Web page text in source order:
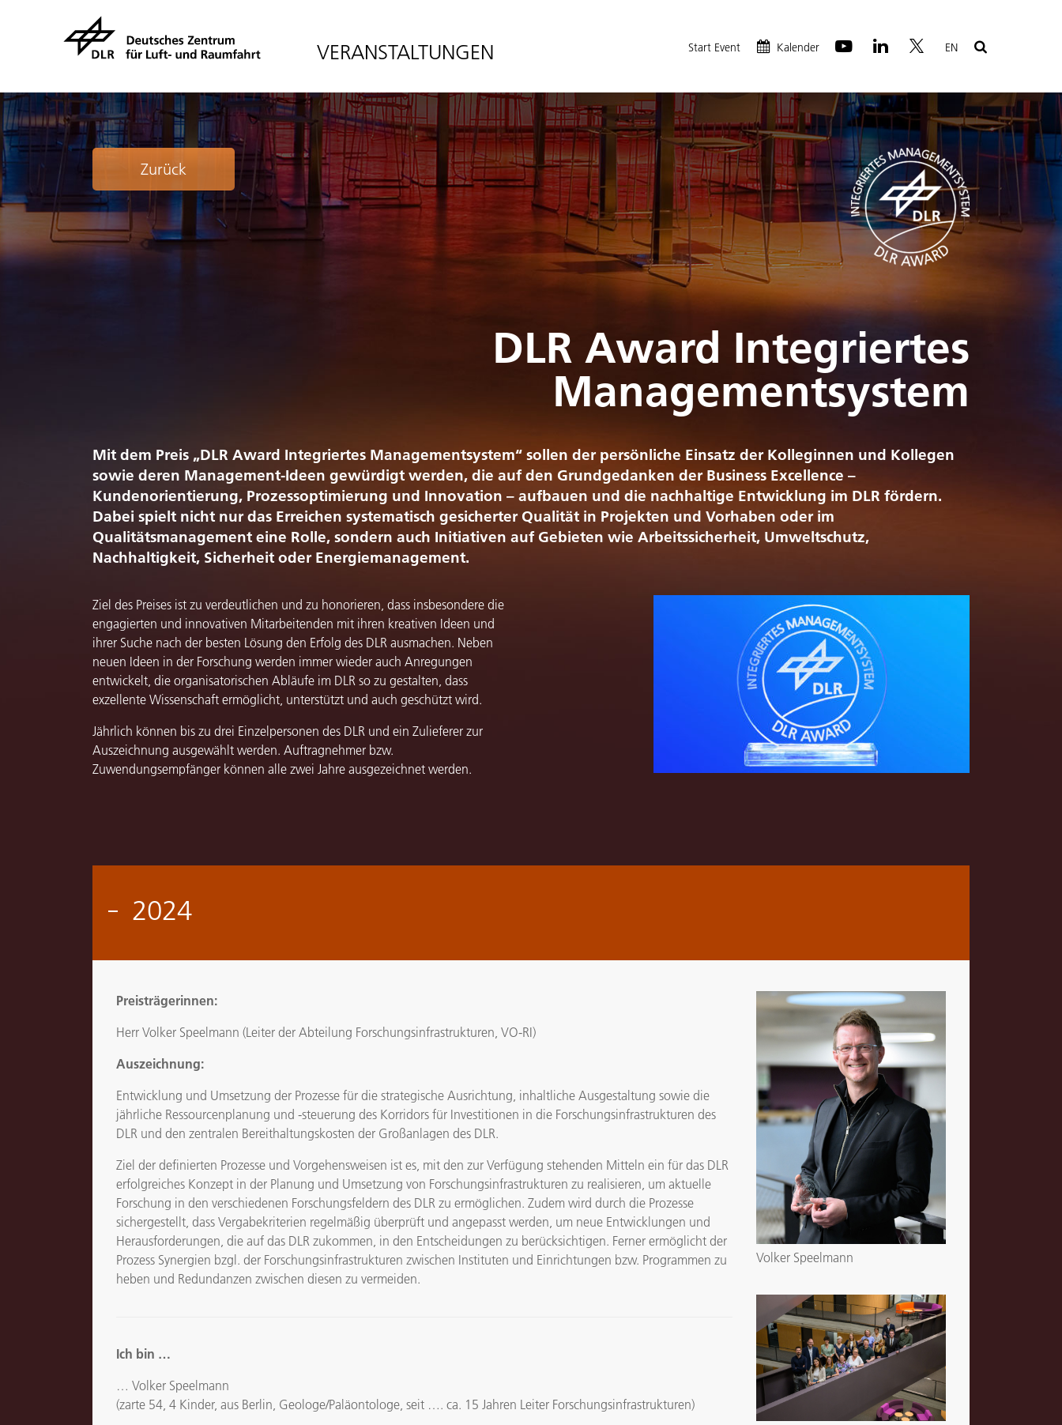
VERANSTALTUNGEN Start Event Kalender EN
Zurück
DLR Award Integriertes
Managementsystem
Mit dem Preis „DLR Award Integriertes Managementsystem“ sollen der persönliche Einsatz der Kolleginnen und Kollegen
sowie deren Management-Ideen gewürdigt werden, die auf den Grundgedanken der Business Excellence –
Kundenorientierung, Prozessoptimierung und Innovation – aufbauen und die nachhaltige Entwicklung im DLR fördern.
Dabei spielt nicht nur das Erreichen systematisch gesicherter Qualität in Projekten und Vorhaben oder im
Qualitätsmanagement eine Rolle, sondern auch Initiativen auf Gebieten wie Arbeitssicherheit, Umweltschutz,
Nachhaltigkeit, Sicherheit oder Energiemanagement.
Ziel des Preises ist zu verdeutlichen und zu honorieren, dass insbesondere die
engagierten und innovativen Mitarbeitenden mit ihren kreativen Ideen und
ihrer Suche nach der besten Lösung den Erfolg des DLR ausmachen. Neben
neuen Ideen in der Forschung werden immer wieder auch Anregungen
entwickelt, die organisatorischen Abläufe im DLR so zu gestalten, dass
exzellente Wissenschaft ermöglicht, unterstützt und auch geschützt wird.
Jährlich können bis zu drei Einzelpersonen des DLR und ein Zulieferer zur
Auszeichnung ausgewählt werden. Auftragnehmer bzw.
Zuwendungsempfänger können alle zwei Jahre ausgezeichnet werden.
2024
Preisträgerinnen:
Herr Volker Speelmann (Leiter der Abteilung Forschungsinfrastrukturen, VO-RI)
Auszeichnung:
Entwicklung und Umsetzung der Prozesse für die strategische Ausrichtung, inhaltliche Ausgestaltung sowie die
jährliche Ressourcenplanung und -steuerung des Korridors für Investitionen in die Forschungsinfrastrukturen des
DLR und den zentralen Bereithaltungskosten der Großanlagen des DLR.
Ziel der definierten Prozesse und Vorgehensweisen ist es, mit den zur Verfügung stehenden Mitteln ein für das DLR
erfolgreiches Konzept in der Planung und Umsetzung von Forschungsinfrastrukturen zu realisieren, um aktuelle
Forschung in den verschiedenen Forschungsfeldern des DLR zu ermöglichen. Zudem wird durch die Prozesse
sichergestellt, dass Vergabekriterien regelmäßig überprüft und angepasst werden, um neue Entwicklungen und
Herausforderungen, die auf das DLR zukommen, in den Entscheidungen zu berücksichtigen. Ferner ermöglicht der
Prozess Synergien bzgl. der Forschungsinfrastrukturen zwischen Instituten und Einrichtungen bzw. Programmen zu
heben und Redundanzen zwischen diesen zu vermeiden.
Ich bin …
… Volker Speelmann
(zarte 54, 4 Kinder, aus Berlin, Geologe/Paläontologe, seit …. ca. 15 Jahren Leiter Forschungsinfrastrukturen)
Volker Speelmann